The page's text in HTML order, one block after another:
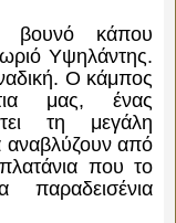
βουνό κάπου
Υψηλάντης.
Ο κάμπος
μας, ένας
τη μεγάλη
αναβλύζουν από
που το